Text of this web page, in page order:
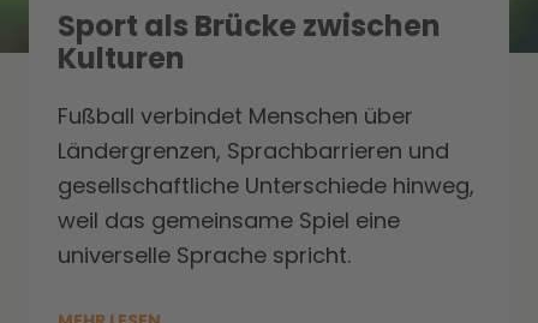
Sport als Brücke zwischen
Kulturen
Fußball verbindet Menschen über
Ländergrenzen, Sprachbarrieren und
gesellschaftliche Unterschiede hinweg,
weil das gemeinsame Spiel eine
universelle Sprache spricht.